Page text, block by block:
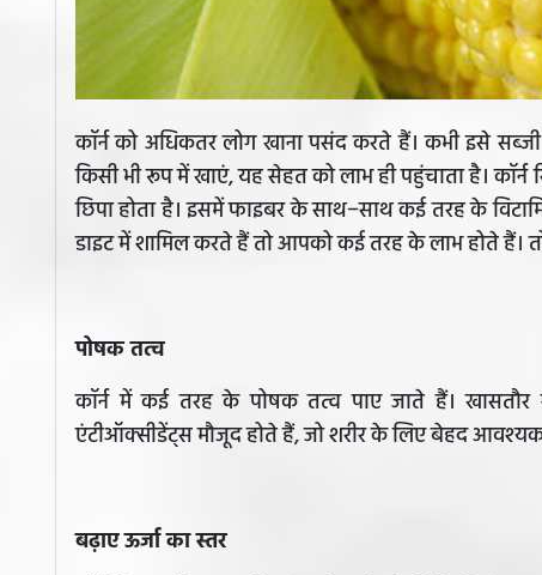
कॉर्न को अधिकतर लोग खाना पसंद करते हैं। कभी इसे
किसी भी रूप में खाएं, यह सेहत को लाभ ही पहुंचाता है। कॉर्न
छिपा होता है। इसमें फाइबर के साथ−साथ कई तरह के
डाइट में शामिल करते हैं तो आपको कई तरह के लाभ होते हैं।
पोषक तत्व
कॉर्न में कई तरह के पोषक तत्व पाए जाते हैं।
एंटीऑक्सीडेंट्स मौजूद होते हैं, जो शरीर के लिए बेहद
बढ़ाए ऊर्जा का स्तर